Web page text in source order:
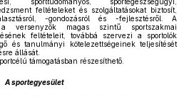
feltételeket és szolgáltatásokat biztosít,
-gondozásról és -fejlesztésről. A
a versenyzők magas szintű sportszakmai
feltételeit, továbbá szervezi a sportolók
és tanulmányi kötelezettségeinek teljesítését
állását.
támogatásban részesíthető.
A sportegyesület